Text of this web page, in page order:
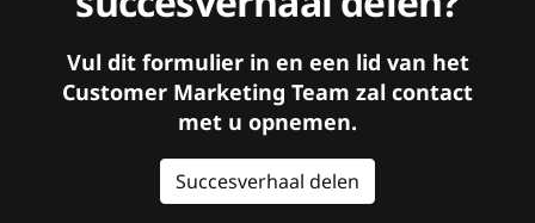
Vul dit formulier in en een lid van het
Customer Marketing Team zal contact
met u opnemen.
Succesverhaal delen